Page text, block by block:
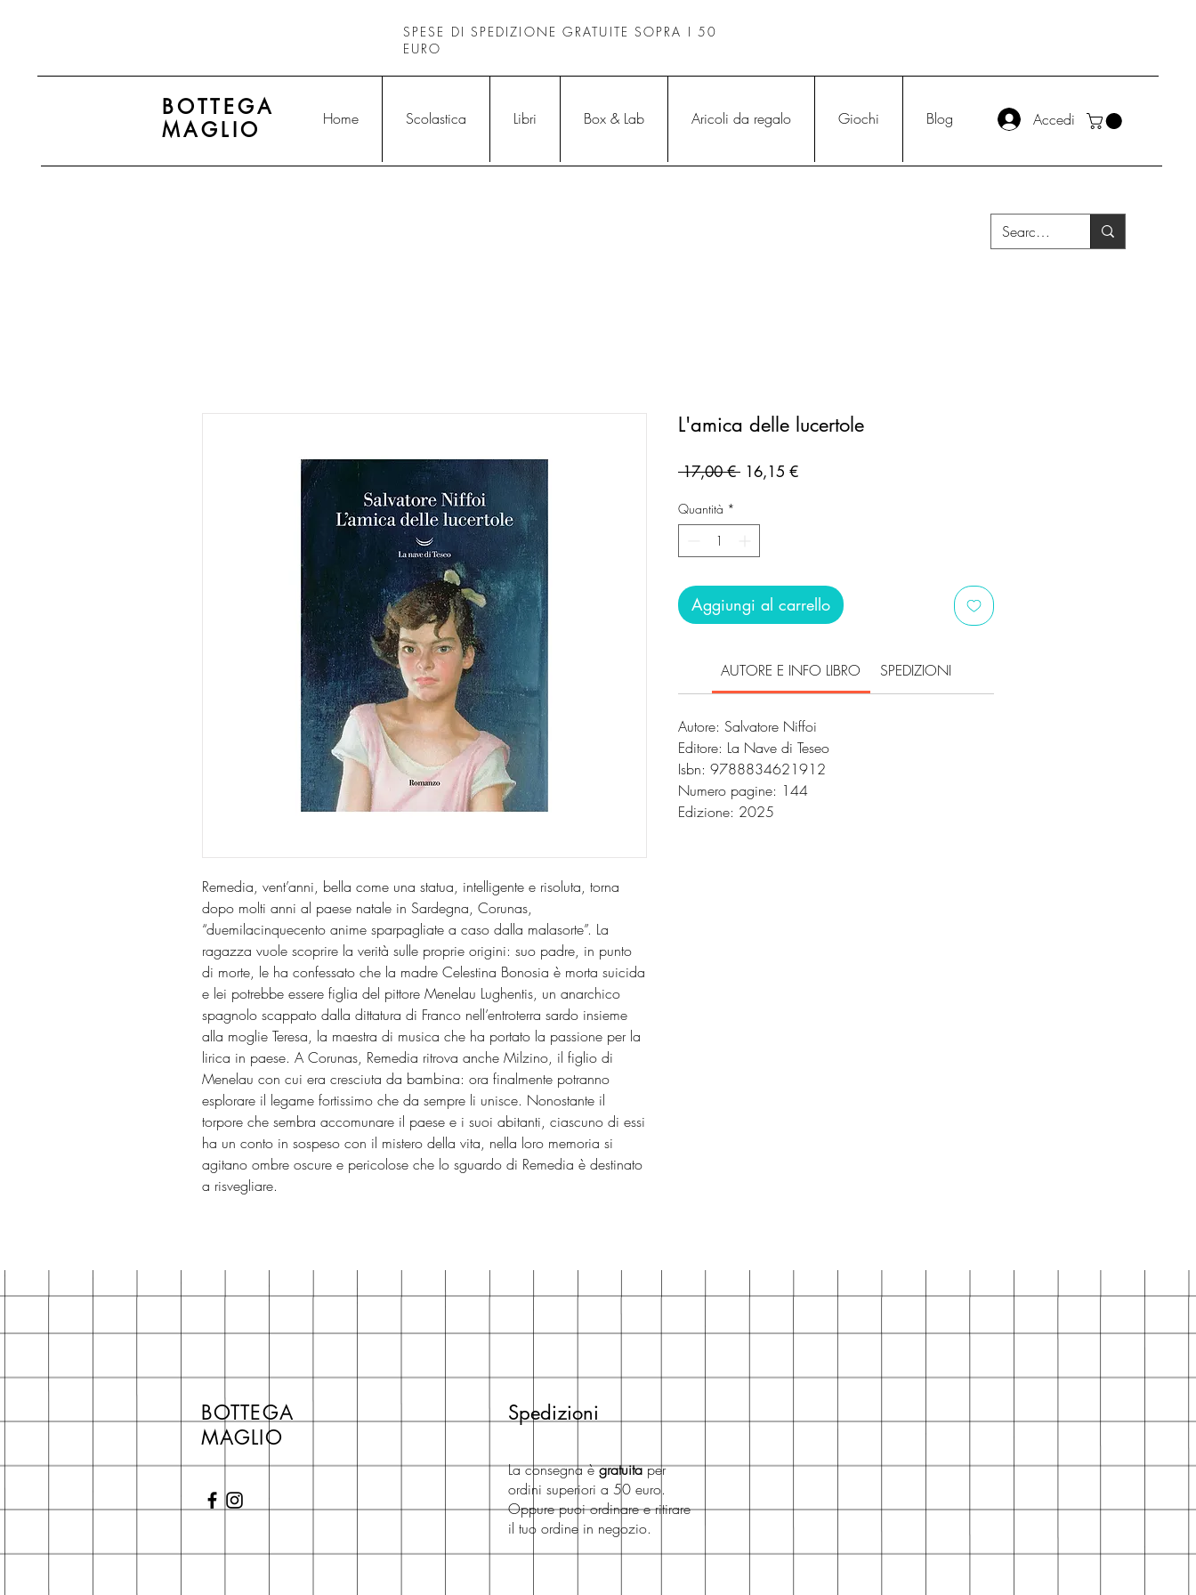
SPESE DI SPEDIZIONE GRATUITE SOPRA I 50
EURO
BOTTEGA
MAGLIO
Home Scolastica Libri Box & Lab Aricoli da regalo Giochi Blog Accedi
Remedia, vent’anni, bella come una statua, intelligente e risoluta, torna
dopo molti anni al paese natale in Sardegna, Corunas,
“duemilacinquecento anime sparpagliate a caso dalla malasorte”. La
ragazza vuole scoprire la verità sulle proprie origini: suo padre, in punto
di morte, le ha confessato che la madre Celestina Bonosia è morta suicida
e lei potrebbe essere figlia del pittore Menelau Lughentis, un anarchico
spagnolo scappato dalla dittatura di Franco nell’entroterra sardo insieme
alla moglie Teresa, la maestra di musica che ha portato la passione per la
lirica in paese. A Corunas, Remedia ritrova anche Milzino, il figlio di
Menelau con cui era cresciuta da bambina: ora finalmente potranno
esplorare il legame fortissimo che da sempre li unisce. Nonostante il
torpore che sembra accomunare il paese e i suoi abitanti, ciascuno di essi
ha un conto in sospeso con il mistero della vita, nella loro memoria si
agitano ombre oscure e pericolose che lo sguardo di Remedia è destinato
a risvegliare.
L'amica delle lucertole
17,00 € Prezzo
16,15 €Prezzo
Quantità *
Aggiungi al carrello
AUTORE E INFO LIBRO SPEDIZIONI
Autore: Salvatore Niffoi
Editore: La Nave di Teseo
Isbn: 9788834621912
Numero pagine: 144
Edizione: 2025
BOTTEGA
MAGLIO
Spedizioni
La consegna ègratuitaper
ordini superiori a 50 euro.
Oppure puoi ordinare e ritirare
il tuo ordine in negozio.